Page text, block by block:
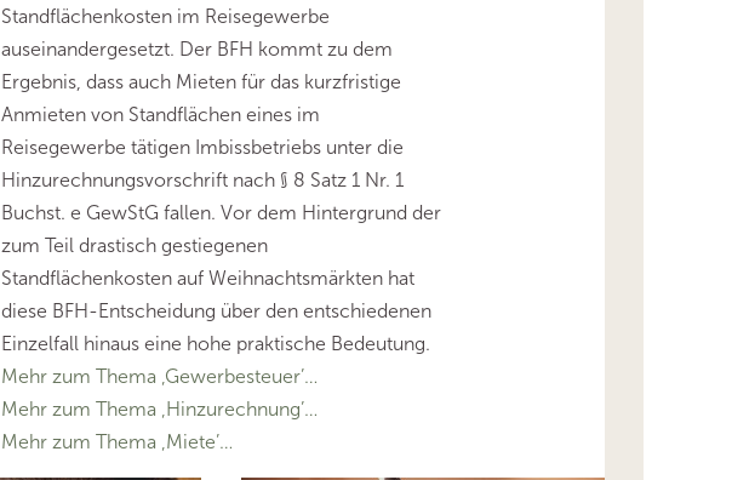
Standflächenkosten im Reisegewerbe
auseinandergesetzt. Der BFH kommt zu dem
Ergebnis, dass auch Mieten für das kurzfristige
Anmieten von Standflächen eines im
Reisegewerbe tätigen Imbissbetriebs unter die
Hinzurechnungsvorschrift nach § 8 Satz 1 Nr. 1
Buchst. e GewStG fallen. Vor dem Hintergrund der
zum Teil drastisch gestiegenen
Standflächenkosten auf Weihnachtsmärkten hat
diese BFH-Entscheidung über den entschiedenen
Einzelfall hinaus eine hohe praktische Bedeutung.
Mehr zum Thema ‚Gewerbesteuer’…
Mehr zum Thema ‚Hinzurechnung’…
Mehr zum Thema ‚Miete’…